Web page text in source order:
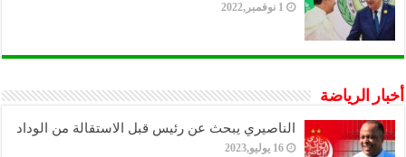
1 نوفمبر,2022
أخبار الرياضة
الناصيري يبحث عن رئيس قبل الاستقالة من الوداد
16 يوليو,2023